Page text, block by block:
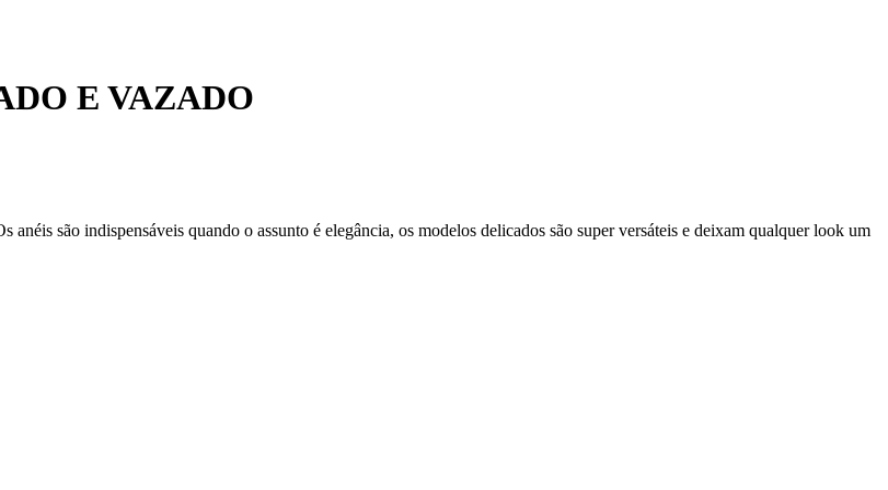
E VAZADO
são indispensáveis quando o assunto é elegância, os modelos delicados são super versáteis e deixam qualquer look um